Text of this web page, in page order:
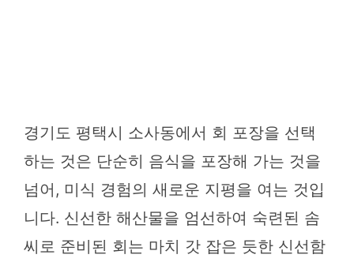
경기도 평택시 소사동에서 회 포장을 선택
하는 것은 단순히 음식을 포장해 가는 것을
넘어, 미식 경험의 새로운 지평을 여는 것입
니다. 신선한 해산물을 엄선하여 숙련된 솜
씨로 준비된 회는 마치 갓 잡은 듯한 신선함